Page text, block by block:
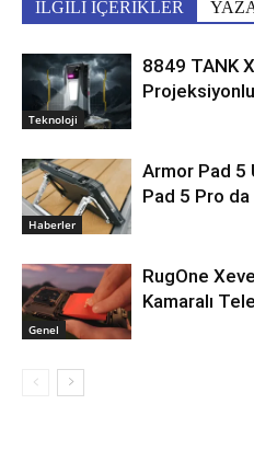
İLGİLİ İÇERİKLER
Teknoloji
8849 TANK
Haberler
Armor Pad 5
Pad 5 Pro
Genel
RugOne
Kamaralı